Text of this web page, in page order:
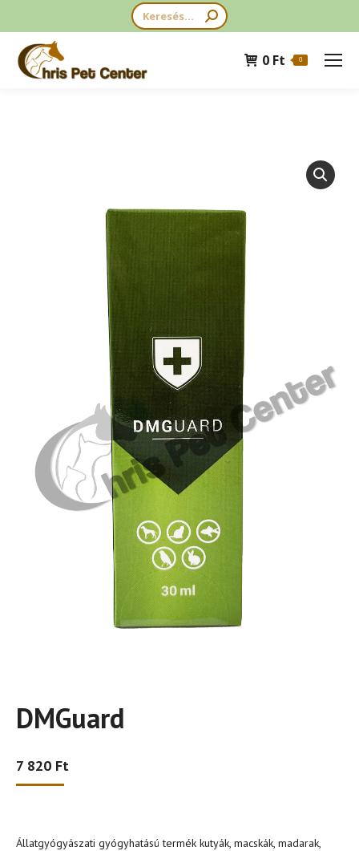
Search:
0 Ft 0
DMGuard
7 820 Ft
Állatgyógyászati gyógyhatású termék kutyák, macskák, madarak,